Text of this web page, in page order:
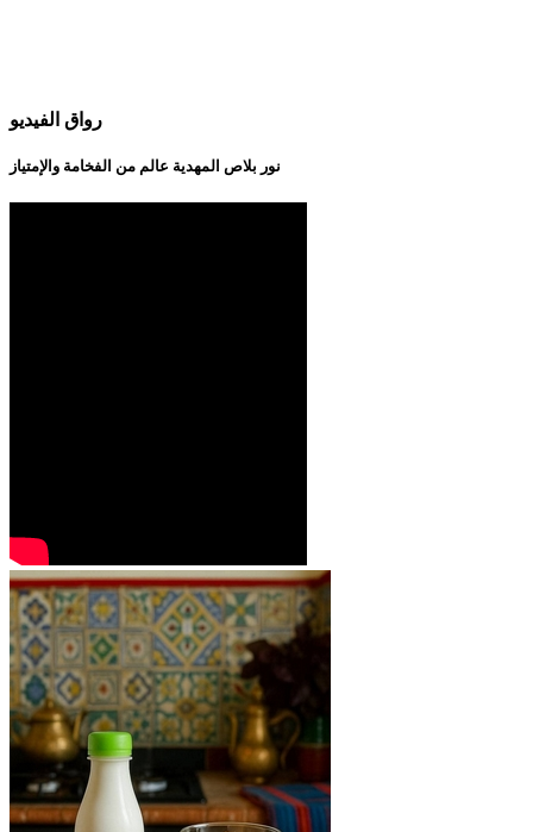
رواق الفيديو
نور بلاص المهدية عالم من الفخامة والإمتياز